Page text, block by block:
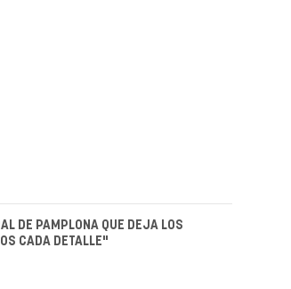
DE PAMPLONA QUE DEJA LOS
CADA DETALLE"